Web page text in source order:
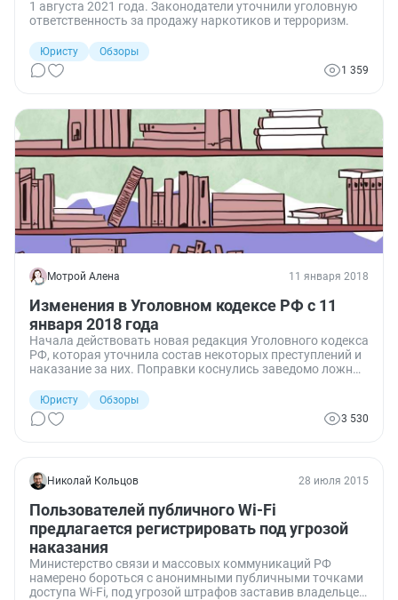
1 августа 2021 года. Законодатели уточнили уголовную
ответственность за продажу наркотиков и терроризм.
Юристу
Обзоры
1 359
Мотрой Алена 11 января 2018
Изменения в Уголовном кодексе РФ с 11
января 2018 года
Начала действовать новая редакция Уголовного кодекса
РФ, которая уточнила состав некоторых преступлений и
наказание за них. Поправки коснулись заведомо ложных
оборота наркотиков.
Юристу
Обзоры
3 530
Николай Кольцов 28 июля 2015
Пользователей публичного Wi-Fi
предлагается регистрировать под угрозой
наказания
Министерство связи и массовых коммуникаций РФ
намерено бороться с анонимными публичными точками
доступа Wi-Fi, под угрозой штрафов заставив владельцев